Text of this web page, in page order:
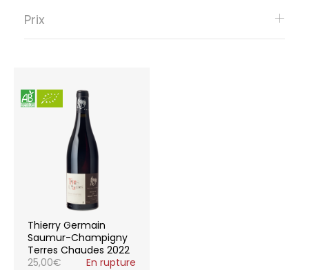
Thierry Germain
Saumur-Champigny
Terres Chaudes 2022
25,00€ En rupture
Prix